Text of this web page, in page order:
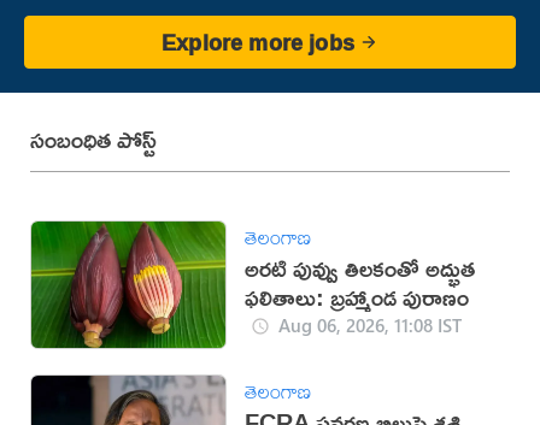
Explore more jobs
సంబంధిత పోస్ట్
తెలంగాణ
అరటి పువ్వు తిలకంతో అద్భుత
ఫలితాలు: బ్రహ్మాండ పురాణం
Aug 06, 2026, 11:08 IST
తెలంగాణ